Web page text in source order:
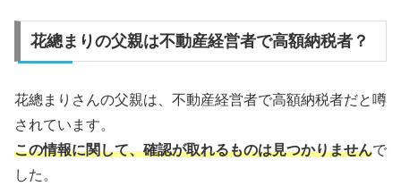
花總まりの父親は不動産経営者で高額納税者？
花總まりさんの父親は、不動産経営者で高額納税者だと噂
されています。
この情報に関して、確認が取れるものは見つかりませんで
した。